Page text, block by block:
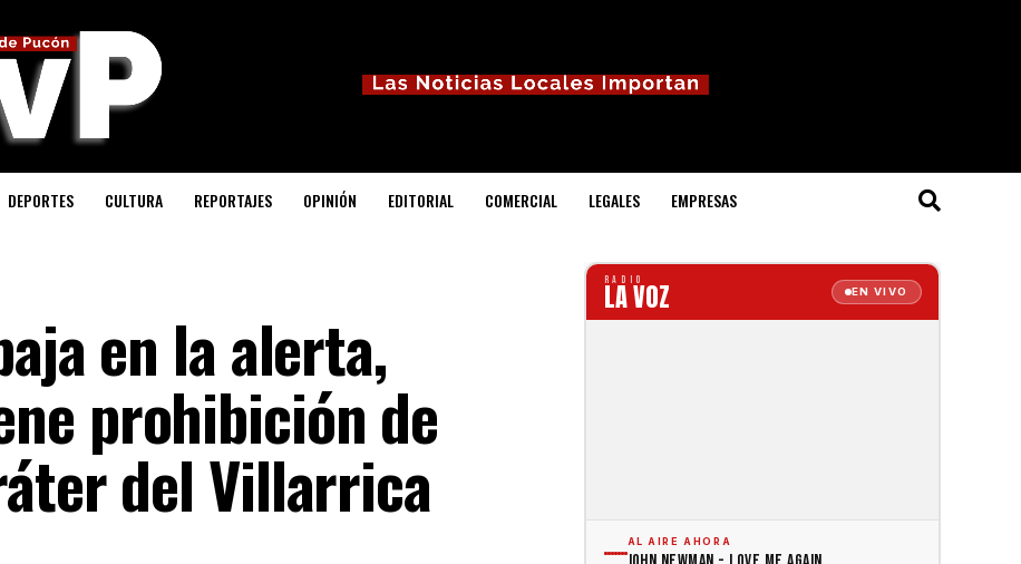
DEPORTES CULTURA REPORTAJES OPINIÓN EDITORIAL COMERCIAL LEGALES EMPRESAS
en la alerta,
prohibición de
del Villarrica